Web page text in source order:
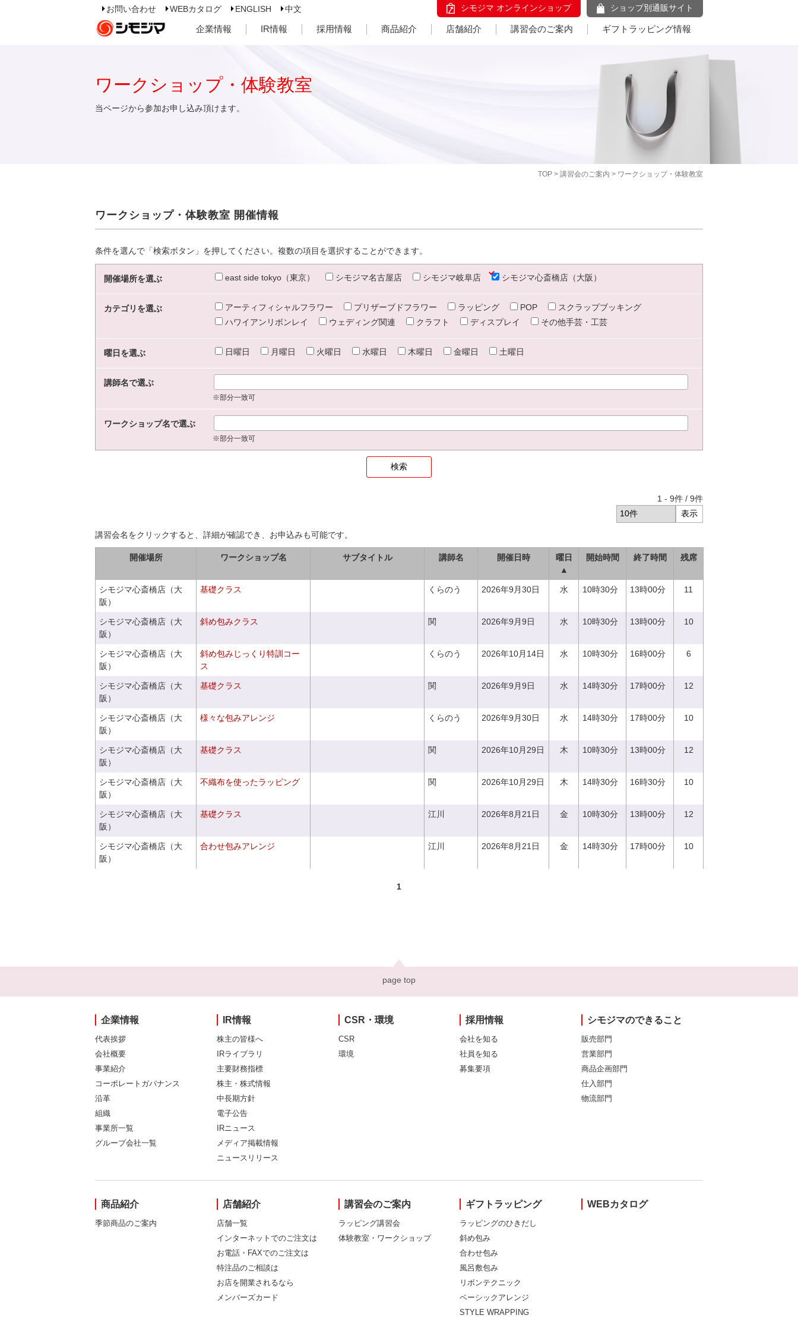
お問い合わせ WEBカタログ ENGLISH 中文 シモジマ オンラインショップ ショップ別通販サイト
企業情報 IR情報 採用情報 商品紹介 店舗紹介 講習会のご案内 ギフトラッピング情報
TOP > 講習会のご案内 > ワークショップ・体験教室
ワークショップ・体験教室
当ページから参加お申し込み頂けます。
ワークショップ・体験教室 開催情報
条件を選んで「検索ボタン」を押してください。複数の項目を選択することができます。
開催場所を選ぶ east side tokyo（東京） シモジマ名古屋店 シモジマ岐阜店 シモジマ心斎橋店（大阪）
カテゴリを選ぶ アーティフィシャルフラワー プリザーブドフラワー ラッピング POP
スクラップブッキング
ハワイアンリボンレイ
ウェディング関連 クラフト ディスプレイ その他手芸・工芸
曜日を選ぶ 日曜日 月曜日 火曜日 水曜日 木曜日 金曜日 土曜日
講師名で選ぶ
※部分一致可
ワークショップ名で選ぶ
※部分一致可
1 - 9件 / 9件
講習会名をクリックすると、詳細が確認でき、お申込みも可能です。
開催場所 ワークショップ名 サブタイトル 講師名 開催日時
曜日
▲
開始時間 終了時間 残席
シモジマ心斎橋店（大
阪）
基礎クラス くらのう 2026年9月30日 水 10時30分 13時00分 11
シモジマ心斎橋店（大
阪）
斜め包みクラス 関 2026年9月9日 水 10時30分 13時00分 10
シモジマ心斎橋店（大
阪）
斜め包みじっくり特訓コー
ス
くらのう 2026年10月14日 水 10時30分 16時00分 6
シモジマ心斎橋店（大
阪）
基礎クラス 関 2026年9月9日 水 14時30分 17時00分 12
シモジマ心斎橋店（大
阪）
様々な包みアレンジ くらのう 2026年9月30日 水 14時30分 17時00分 10
シモジマ心斎橋店（大
阪）
基礎クラス 関 2026年10月29日 木 10時30分 13時00分 12
シモジマ心斎橋店（大
阪）
不織布を使ったラッピング 関 2026年10月29日 木 14時30分 16時30分 10
シモジマ心斎橋店（大
阪）
基礎クラス 江川 2026年8月21日 金 10時30分 13時00分 12
シモジマ心斎橋店（大
阪）
合わせ包みアレンジ 江川 2026年8月21日 金 14時30分 17時00分 10
1
page top
企業情報
代表挨拶
会社概要
事業紹介
コーポレートガバナンス
沿革
組織
事業所一覧
グループ会社一覧
IR情報
株主の皆様へ
IRライブラリ
主要財務指標
株主・株式情報
中長期方針
電子公告
IRニュース
メディア掲載情報
ニュースリリース
CSR・環境
CSR
環境
採用情報
会社を知る
社員を知る
募集要項
シモジマのできること
販売部門
営業部門
商品企画部門
仕入部門
物流部門
商品紹介
季節商品のご案内
店舗紹介
店舗一覧
インターネットでのご注文は
お電話・FAXでのご注文は
特注品のご相談は
お店を開業されるなら
メンバーズカード
講習会のご案内
ラッピング講習会
体験教室・ワークショップ
ギフトラッピング
ラッピングのひきだし
斜め包み
合わせ包み
風呂敷包み
リボンテクニック
ベーシックアレンジ
STYLE WRAPPING
WEBカタログ